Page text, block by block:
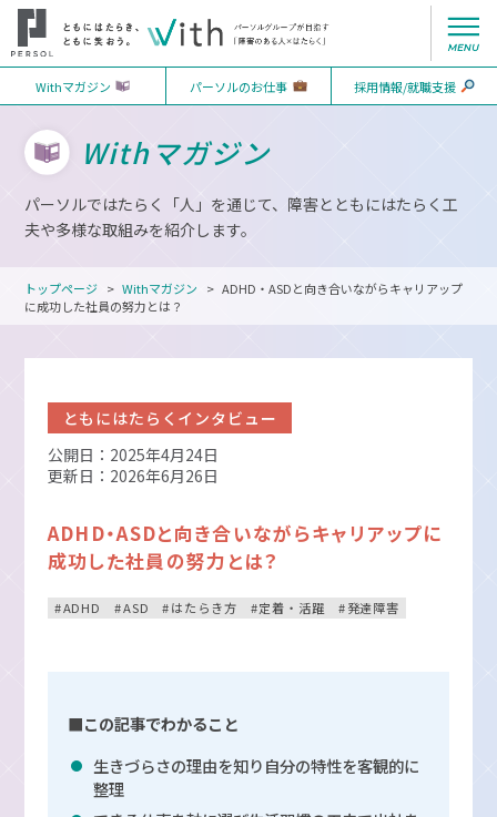
Withマガジン パーソルのお仕事 採用情報/就職支援
Withマガジン
パーソルではたらく「人」を通じて、障害とともにはたらく工
夫や多様な取組みを紹介します。
トップページ Withマガジン
ADHD・ASDと向き合いながらキャリアップ
に成功した社員の努力とは？
ともにはたらくインタビュー
公開日：2025年4月24日
更新日：2026年6月26日
ADHD・ASDと向き合いながらキャリアップに
成功した社員の努力とは？
ADHD ASD はたらき方 定着・活躍 発達障害
■この記事でわかること
生きづらさの理由を知り自分の特性を客観的に
整理